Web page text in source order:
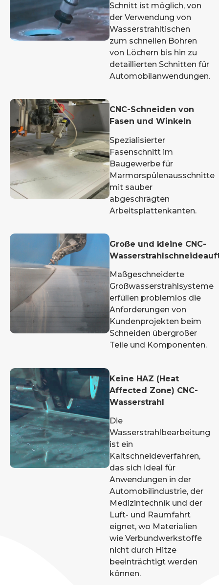
Schnitt ist möglich, von
der Verwendung von
Wasserstrahltischen
zum schnellen Bohren
von Löchern bis hin zu
detaillierten Schnitten für
Automobilanwendungen.
CNC-Schneiden von
Fasen und Winkeln
Spezialisierter
Fasenschnitt im
Baugewerbe für
Marmorspülenausschnitte
mit sauber
abgeschrägten
Arbeitsplattenkanten.
Große und kleine CNC-
Maßgeschneiderte
Großwasserstrahlsysteme
erfüllen problemlos die
Anforderungen von
Kundenprojekten beim
Schneiden übergroßer
Teile und Komponenten.
Keine HAZ (Heat
Affected Zone) CNC-
Wasserstrahl
Die
Wasserstrahlbearbeitung
ist ein
Kaltschneideverfahren,
das sich ideal für
Anwendungen in der
Automobilindustrie, der
Medizintechnik und der
Luft- und Raumfahrt
eignet, wo Materialien
wie Verbundwerkstoffe
nicht durch Hitze
beeinträchtigt werden
können.